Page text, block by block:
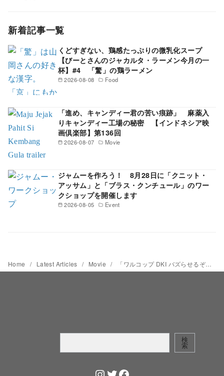
新着記事一覧
2026-08-08 Food
くどすぎない、鶏感たっぷりの微乳化スープ
【びーとさんのジャカルタ・ラーメン今月の一
杯】#4 「驚」の鶏ラーメン
2026-08-07 Movie
「進め、キャンディー君の苦い痕跡」 麻薬入
りキャンディー工場の秘密 【インドネシア映
画倶楽部】第136回
2026-08-05 Event
ジャムーを作ろう！ 8月28日に「クニット・
アッサム」と「ブラス・クンチュール」のワー
クショップを開催します
Home Latest Articles Movie 「ワルコップ DKI バズらせるぞぉー!!」 ベタでも安定の面白さ、ワルコップシリーズ最新作 【インドネシア映画倶楽部】第129回
索
検
索